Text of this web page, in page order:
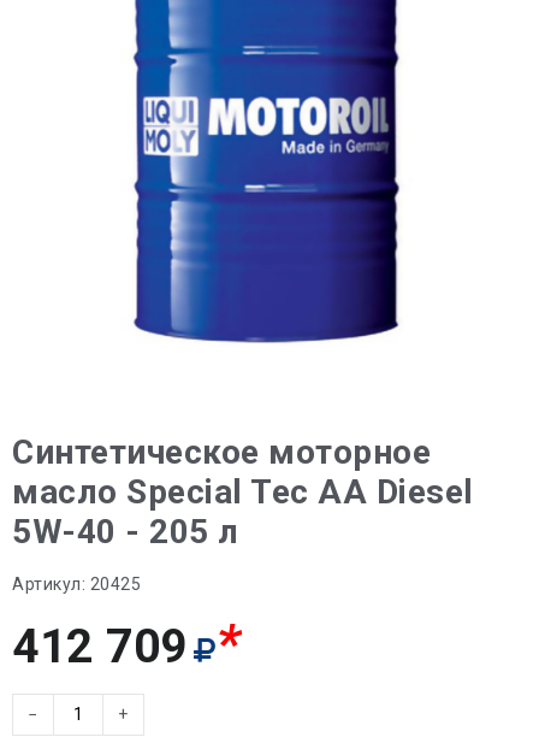
Синтетическое моторное
масло Special Tec AA Diesel
5W-40 - 205 л
Артикул: 20425
412 709 *
− +